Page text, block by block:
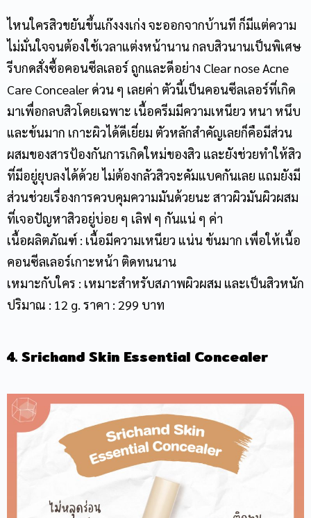
ไหนใครสิวขยันขึ้นเก๊งงงเก่ง จะออกจากบ้านที ก็มีแต่ความ
ไม่มั่นใจจนต้องใช้เวลาแต่งหน้านาน กลบสิวนานเป็นพิเศษ
รีบกดสั่งซื้อคอนซีลเลอร์ ถูกและดีอย่าง Clear nose Acne
Care Concealer ด่วน ๆ เลยค่า ตัวนี้เป็นคอนซีลเลอร์ที่เกิด
มาเพื่อกลบสิวโดยเฉพาะ เนื้อครีมมีความเหนียว หนา หนึบ
และข้นมาก เกาะผิวได้ดีเยี่ยม ตัวหลักสำคัญเลยก็คือมีส่วน
ผสมของสารป้องกันการเกิดใหม่ของสิว และยังช่วยทำให้สิว
ที่มีอยู่ยุบลงได้ด้วย ไม่ต้องกลัวสิวจะคัมแบคกันเลย แถมยังมี
ส่วนช่วยเรื่องการควบคุมความมันด้วยนะ สาวผิวมันผิวผสม
ที่เจอปัญหาสิวอยู่บ่อย ๆ เลิฟ ๆ กันแน่ ๆ ค่า
เนื้อผลิตภัณฑ์ : เนื้อมีความเหนียว แน่น ข้นมาก เพื่อให้เนื้อ
คอนซีลเลอร์เกาะหน้า ติดทนนาน
เหมาะกับใคร : เหมาะสำหรับสภาพผิวผสม และเป็นสิวหนัก
ปริมาณ : 12 g. ราคา : 299 บาท
4. Srichand Skin Essential Concealer